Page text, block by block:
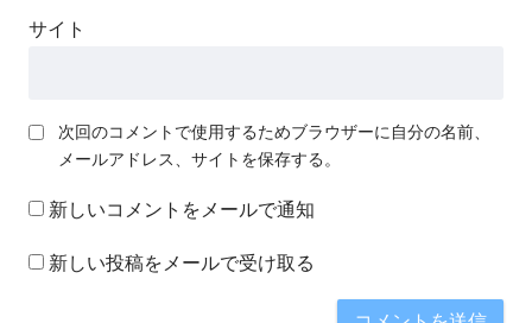
サイト
次回のコメントで使用するためブラウザーに自分の名前、
メールアドレス、サイトを保存する。
新しいコメントをメールで通知
新しい投稿をメールで受け取る